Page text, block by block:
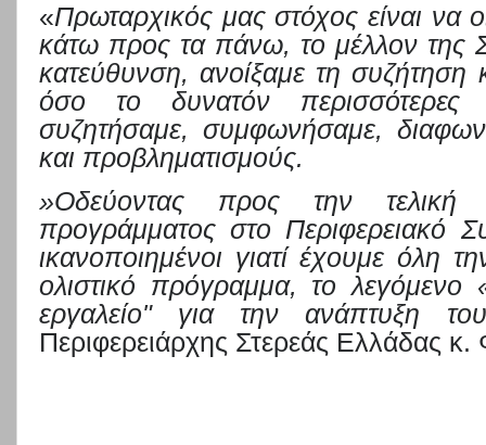
«Πρωταρχικός μας στόχος είναι να
κάτω προς τα πάνω, το μέλλον της
κατεύθυνση, ανοίξαμε τη συζήτηση
όσο το δυνατόν
συζητήσαμε, συμφωνήσαμε,
και προβληματισμούς.
»Οδεύοντας προς την
προγράμματος στο Περιφερειακό
ικανοποιημένοι γιατί έχουμε όλη
ολιστικό πρόγραμμα, το
εργαλείο" για την ανάπτυξη
Περιφερειάρχης Στερεάς Ελλάδας